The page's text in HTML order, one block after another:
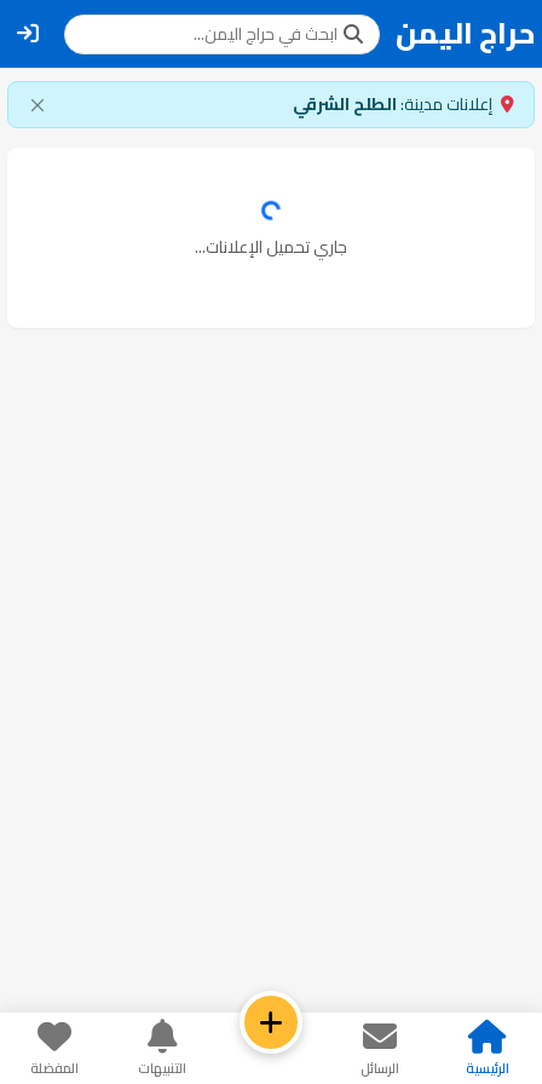
حراج اليمن
إعلانات مدينة:الطلح الشرقي
جاري تحميل الإعلانات...
الرئيسية الرسائل التنبيهات المفضلة